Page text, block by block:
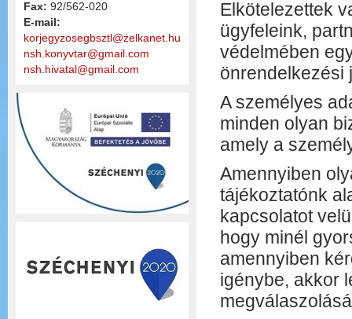
Fax: 92/562-020
E-mail:
korjegyzosegbsztl@zelkanet.hu
nsh.konyvtar@gmail.com
nsh.hivatal@gmail.com
Elkötelezettek
ügyfeleink,
védelmében
önrendelkezési
A személyes
minden olyan
amely a
Amennyiben
tájékoztatónk
kapcsolatot
hogy minél
amennyiben
igénybe, akkor